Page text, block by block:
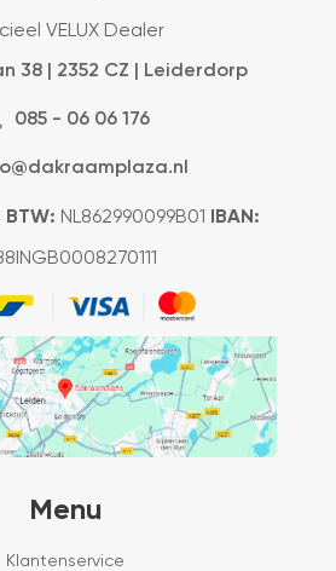
VELUX Dealer
38 | 2352 CZ | Leiderdorp
085 - 06 06 176
BTW: NL862990099B01 IBAN:
Menu
Klantenservice